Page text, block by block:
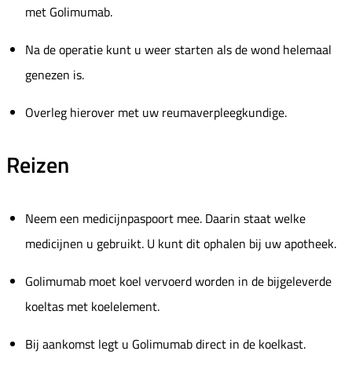
met Golimumab.
Na de operatie kunt u weer starten als de wond helemaal
genezen is.
Overleg hierover met uw reumaverpleegkundige.
Reizen
Neem een medicijnpaspoort mee. Daarin staat welke
medicijnen u gebruikt. U kunt dit ophalen bij uw apotheek.
Golimumab moet koel vervoerd worden in de bijgeleverde
koeltas met koelelement.
Bij aankomst legt u Golimumab direct in de koelkast.